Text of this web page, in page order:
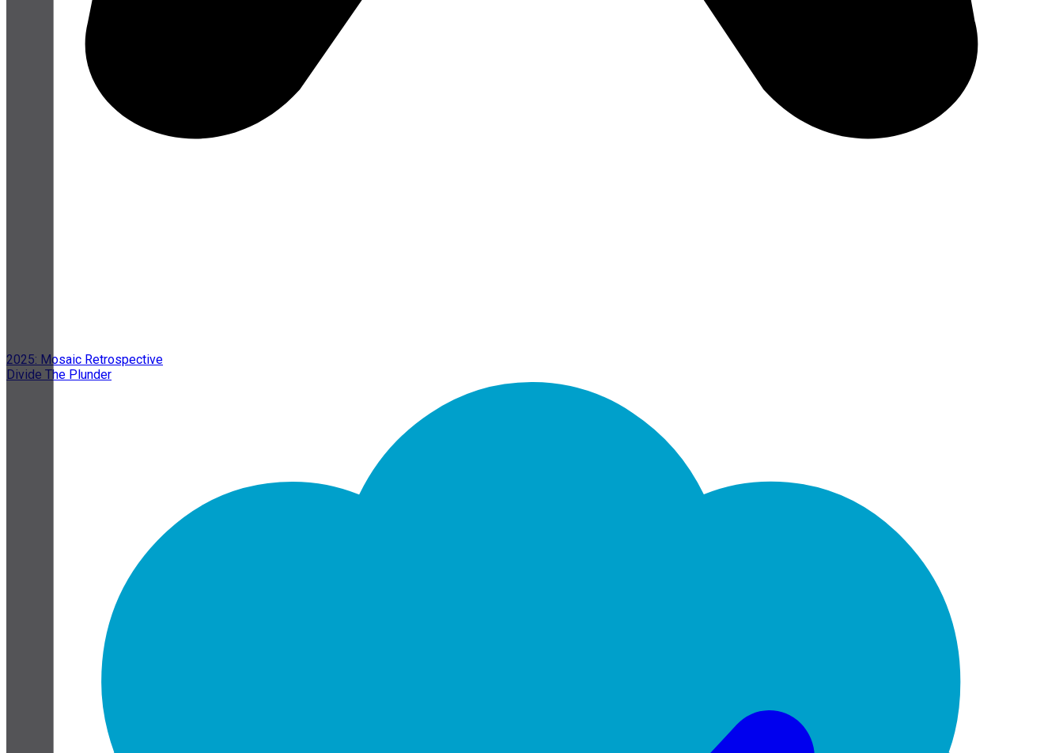
2025: Mosaic Retrospective
Divide The Plunder